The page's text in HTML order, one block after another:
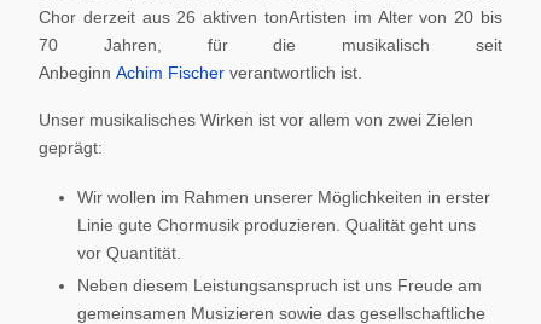
Chor derzeit aus 26 aktiven tonArtisten im Alter von 20 bis
70 Jahren, für die musikalisch seit
Anbeginn Achim Fischer verantwortlich ist.
Unser musikalisches Wirken ist vor allem von zwei Zielen
geprägt:
Wir wollen im Rahmen unserer Möglichkeiten in erster
Linie gute Chormusik produzieren. Qualität geht uns
vor Quantität.
Neben diesem Leistungsanspruch ist uns Freude am
gemeinsamen Musizieren sowie das gesellschaftliche